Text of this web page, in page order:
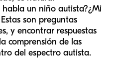
habla un niño autista?¿Mi
son preguntas
y encontrar respuestas
comprensión de las
del espectro autista.